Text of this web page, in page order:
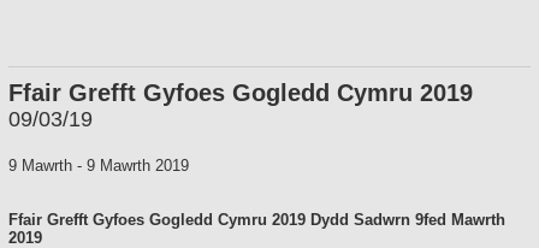
Ffair Grefft Gyfoes Gogledd Cymru 2019
09/03/19
9 Mawrth - 9 Mawrth 2019
Ffair Grefft Gyfoes Gogledd Cymru 2019 Dydd Sadwrn 9fed Mawrth
2019